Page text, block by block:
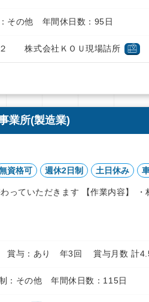
その他 年間休日数：95日
２ 株式会社ＫＯＵ現場詰所
業所(製造業)
資格可 週休2日制 土日休み
っていただきます 【作業内容】
賞与：あり 年3回 賞与月数 計
：その他 年間休日数：115日